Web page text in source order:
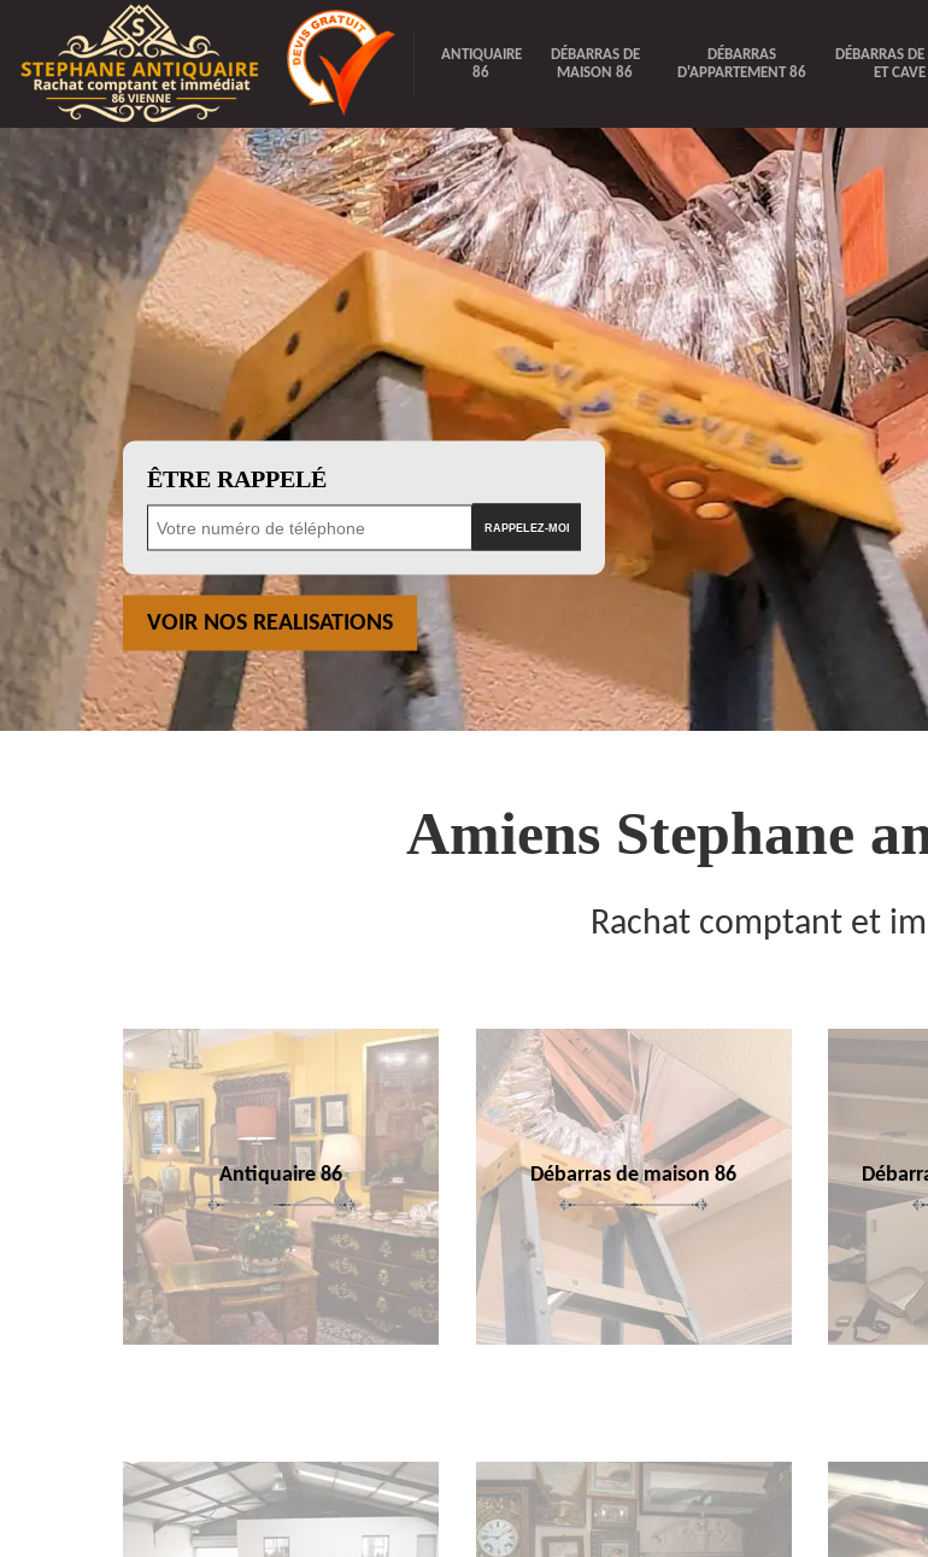
ANTIQUAIRE
86
DÉBARRAS DE
MAISON 86
DÉBARRAS
D'APPARTEMENT 86
DÉBARRAS
ET
ÊTRE RAPPELÉ
VOIR NOS REALISATIONS
Amiens Stephane
Rachat comptant et
Antiquaire 86 Débarras de maison 86